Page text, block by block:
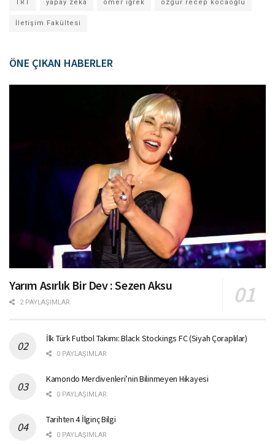
TRT yapay zeka ömer iğrek özgür recep kocaoğlu
İletişim Fakültesi
ÖNE ÇIKAN HABERLER
Yarım Asırlık Bir Dev : Sezen Aksu
2 PAYLAŞIMLAR
İlk Türk Futbol Takımı: Black Stockings FC (Siyah Çoraplılar)
0 PAYLAŞIMLAR
Kamondo Merdivenleri’nin Bilinmeyen Hikayesi
0 PAYLAŞIMLAR
Tarihten 4 İlginç Bilgi
0 PAYLAŞIMLAR